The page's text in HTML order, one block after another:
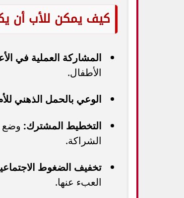
كيف يمكن للأب أن
المشاركة العملية في
الأطفال.
الوعي بالحمل الذهني
التخطيط المشترك: وضع
الشراكة.
تخفيف الضغوط
العبء عنها.